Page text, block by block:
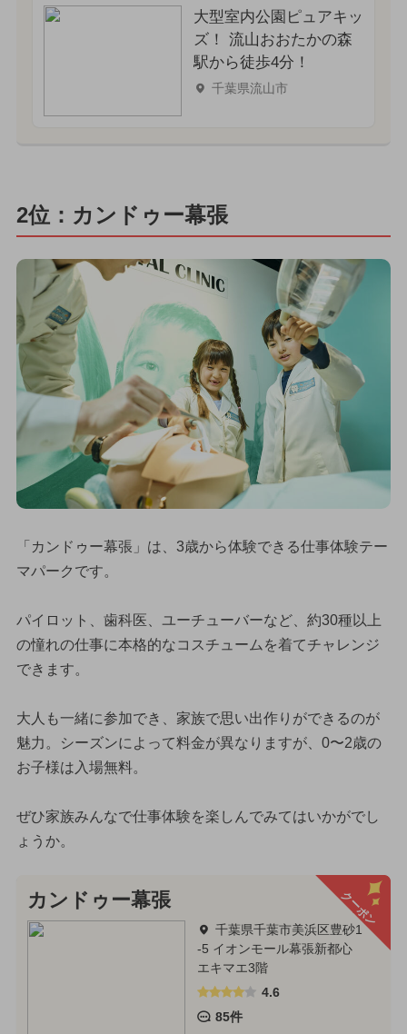
大型室内公園ピュアキッ
ズ！ 流山おおたかの森
駅から徒歩4分！
千葉県流山市
2位：カンドゥー幕張
「カンドゥー幕張」は、3歳から体験できる仕事体験テー
マパークです。
パイロット、歯科医、ユーチューバーなど、約30種以上
の憧れの仕事に本格的なコスチュームを着てチャレンジ
できます。
大人も一緒に参加でき、家族で思い出作りができるのが
魅力。シーズンによって料金が異なりますが、0〜2歳の
お子様は入場無料。
ぜひ家族みんなで仕事体験を楽しんでみてはいかがでし
ょうか。
クーポン
カンドゥー幕張
千葉県千葉市美浜区豊砂1
-5 イオンモール幕張新都心
エキマエ3階
4.6
85件